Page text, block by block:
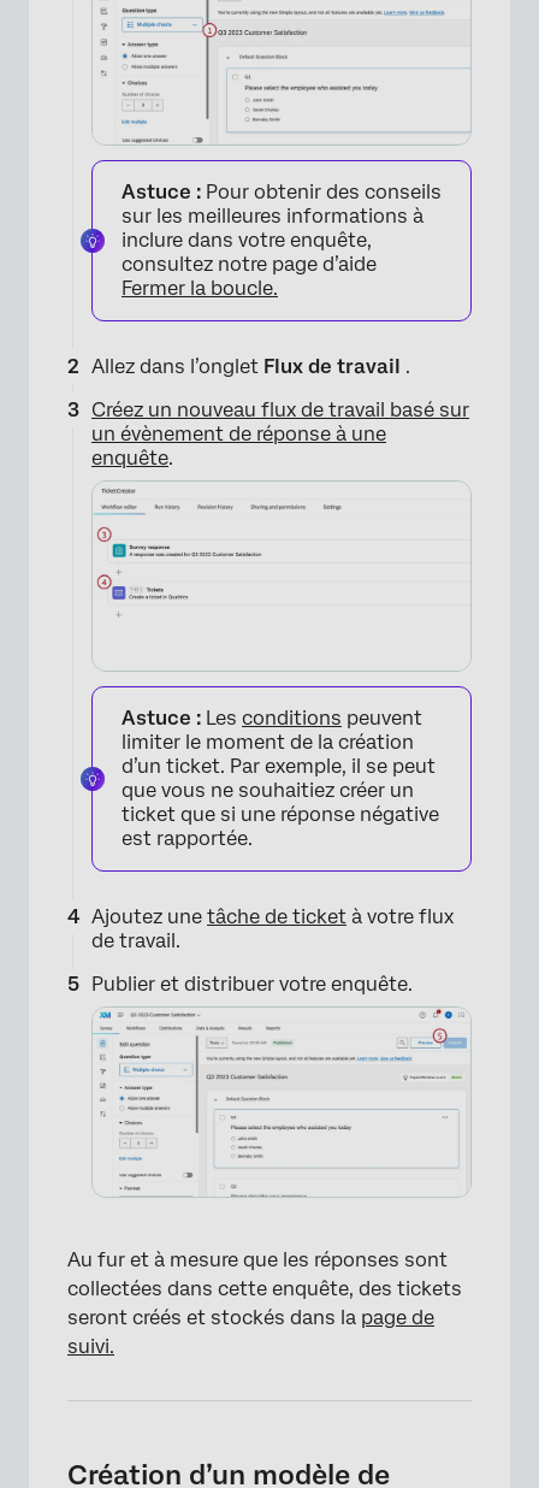
×
×
Astuce : Pour obtenir des conseils
sur les meilleures informations à
inclure dans votre enquête,
consultez notre page d’aide
Fermer la boucle.
Allez dans l’onglet Flux de travail .
Créez un nouveau flux de travail basé sur
un évènement de réponse à une
enquête.
Astuce : Les conditions peuvent
limiter le moment de la création
d’un ticket. Par exemple, il se peut
que vous ne souhaitiez créer un
ticket que si une réponse négative
est rapportée.
Ajoutez une tâche de ticket à votre flux
de travail.
Publier et distribuer votre enquête.
Au fur et à mesure que les réponses sont
collectées dans cette enquête, des tickets
seront créés et stockés dans la page de
suivi.
Création d’un modèle de